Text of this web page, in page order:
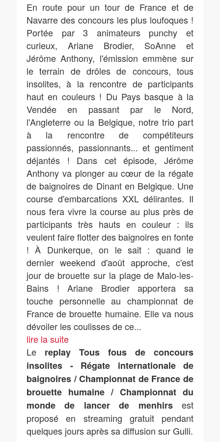
En route pour un tour de France et de
Navarre des concours les plus loufoques !
Portée par 3 animateurs punchy et
curieux, Ariane Brodier, SoAnne et
Jérôme Anthony, l'émission emmène sur
le terrain de drôles de concours, tous
insolites, à la rencontre de participants
haut en couleurs ! Du Pays basque à la
Vendée en passant par le Nord,
l'Angleterre ou la Belgique, notre trio part
à la rencontre de compétiteurs
passionnés, passionnants... et gentiment
déjantés ! Dans cet épisode, Jérôme
Anthony va plonger au cœur de la régate
de baignoires de Dinant en Belgique. Une
course d'embarcations XXL délirantes. Il
nous fera vivre la course au plus près de
participants très hauts en couleur : ils
veulent faire flotter des baignoires en fonte
! À Dunkerque, on le sait : quand le
dernier weekend d'août approche, c'est
jour de brouette sur la plage de Malo-les-
Bains ! Ariane Brodier apportera sa
touche personnelle au championnat de
France de brouette humaine. Elle va nous
dévoiler les coulisses de ce...
lire la suite
Le replay Tous fous de concours
insolites - Régate internationale de
baignoires / Championnat de France de
brouette humaine / Championnat du
monde de lancer de menhirsest
proposé en streaming gratuit pendant
quelques jours après sa diffusion sur Gulli.